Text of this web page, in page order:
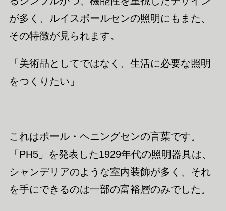
が多く、ルイスポールセンの照明にもまた、
その特徴が見られます。
「美術品としてではなく、生活に必要な照明
をつくりたい」
これはポール・ヘニングセンの言葉です。
「PH5」を発表した1929年代の照明器具は、
シャンデリアのような室内装飾が多く、それ
を手にできるのは一部の富裕層のみでした。